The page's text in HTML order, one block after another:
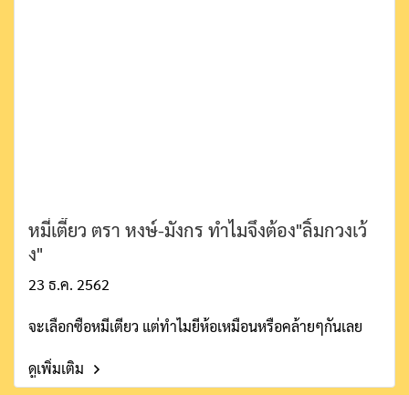
หมี่เตี๊ยว ตรา หงษ์-มังกร ทำไมจึงต้อง"ลิ้มกวงเว้
ง"
23 ธ.ค. 2562
จะเลือกซื้อหมี่เตี๊ยว แต่ทำไมยี่ห้อเหมือนหรือคล้ายๆกันเลย
ดูเพิ่มเติม